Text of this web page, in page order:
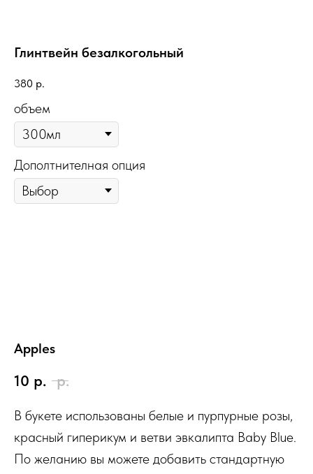
Глинтвейн безалкогольный
380 р.
объем
Дополтнителная опция
Apples
10 р. р.
В букете использованы белые и пурпурные розы,
красный гиперикум и ветви эвкалипта Baby Blue.
По желанию вы можете добавить стандартную